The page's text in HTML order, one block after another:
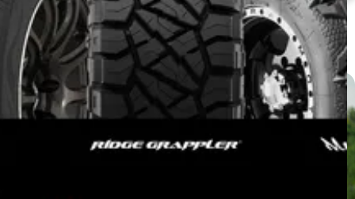
แกลเลอรี่